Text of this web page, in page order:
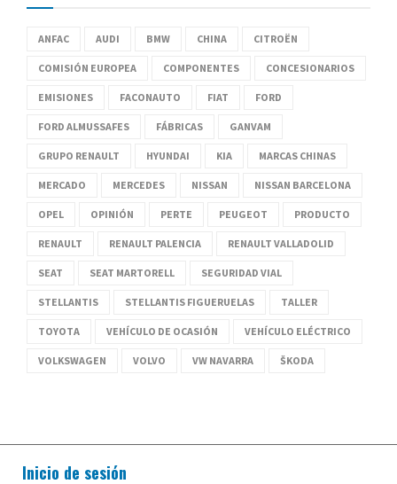
ANFAC AUDI BMW CHINA CITROËN
COMISIÓN EUROPEA COMPONENTES CONCESIONARIOS
EMISIONES FACONAUTO FIAT FORD
FORD ALMUSSAFES FÁBRICAS GANVAM
GRUPO RENAULT HYUNDAI KIA MARCAS CHINAS
MERCADO MERCEDES NISSAN NISSAN BARCELONA
OPEL OPINIÓN PERTE PEUGEOT PRODUCTO
RENAULT RENAULT PALENCIA RENAULT VALLADOLID
SEAT SEAT MARTORELL SEGURIDAD VIAL
STELLANTIS STELLANTIS FIGUERUELAS TALLER
TOYOTA VEHÍCULO DE OCASIÓN VEHÍCULO ELÉCTRICO
VOLKSWAGEN VOLVO VW NAVARRA ŠKODA
Inicio de sesión